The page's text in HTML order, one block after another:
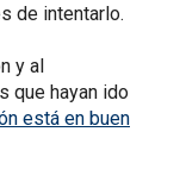
de intentarlo.
y al
que hayan ido
está en buen